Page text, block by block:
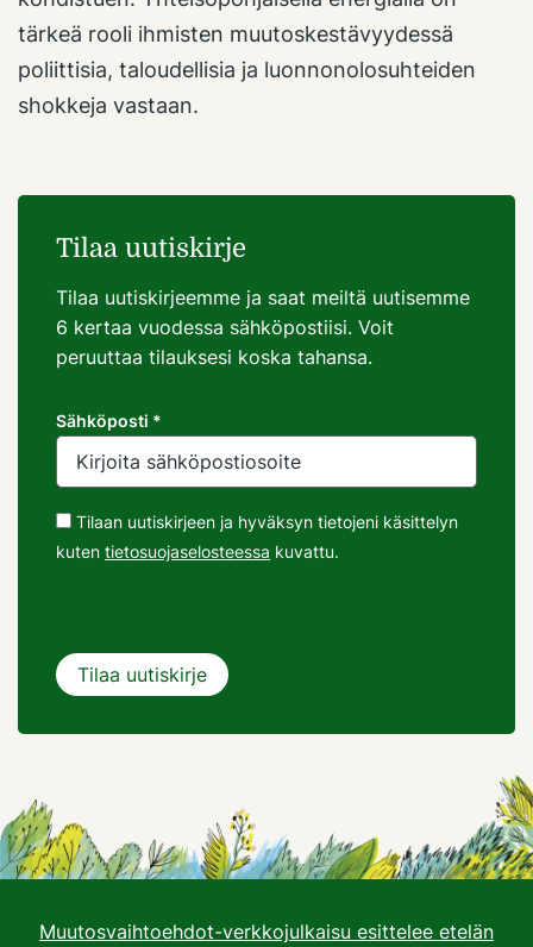
tärkeä rooli ihmisten muutoskestävyydessä
poliittisia, taloudellisia ja luonnonolosuhteiden
shokkeja vastaan.
Tilaa uutiskirje
Tilaa uutiskirjeemme ja saat meiltä uutisemme
6 kertaa vuodessa sähköpostiisi. Voit
peruuttaa tilauksesi koska tahansa.
Sähköposti *
Tilaan uutiskirjeen ja hyväksyn tietojeni käsittelyn
kuten tietosuojaselosteessa kuvattu.
Muutosvaihtoehdot-verkkojulkaisu esittelee etelän